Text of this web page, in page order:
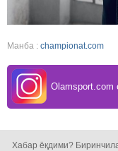
Манба : championat.com
Olamsport.com
Хабар ёқдими?